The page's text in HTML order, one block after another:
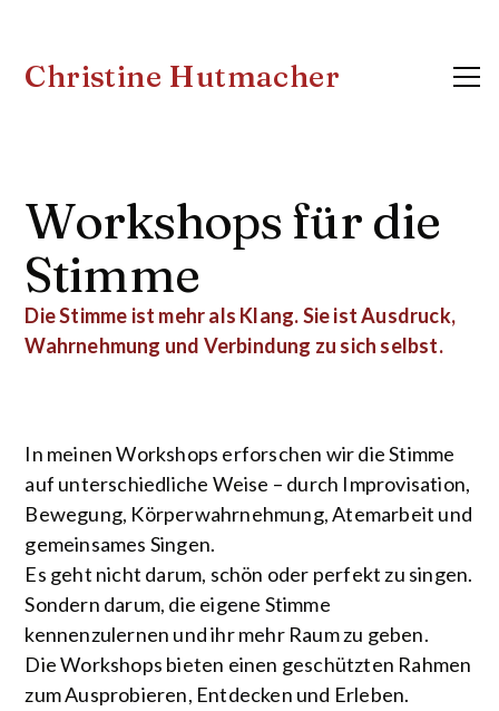
Christine Hutmacher
Workshops für die
Stimme
Die Stimme ist mehr als Klang. Sie ist Ausdruck,
Wahrnehmung und Verbindung zu sich selbst.
In meinen Workshops erforschen wir die Stimme
auf unterschiedliche Weise – durch Improvisation,
Bewegung, Körperwahrnehmung, Atemarbeit und
gemeinsames Singen.
Es geht nicht darum, schön oder perfekt zu singen.
Sondern darum, die eigene Stimme
kennenzulernen und ihr mehr Raum zu geben.
Die Workshops bieten einen geschützten Rahmen
zum Ausprobieren, Entdecken und Erleben.